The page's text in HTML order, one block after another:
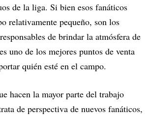
de la liga. Si bien esos fanáticos
relativamente pequeño, son los
de brindar la atmósfera de
uno de los mejores puntos de venta
quién esté en el campo.
hacen la mayor parte del trabajo
de perspectiva de nuevos fanáticos,